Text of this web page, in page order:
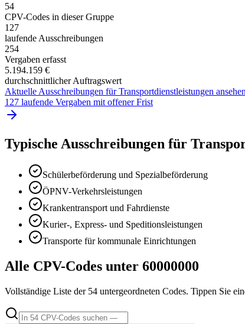
54
CPV-Codes in dieser Gruppe
127
laufende Ausschreibungen
254
Vergaben erfasst
5.194.159 €
durchschnittlicher Auftragswert
Aktuelle Ausschreibungen fürTransportdienstleistungen ansehen
127 laufende Vergaben mit offener Frist
Typische Ausschreibungen für
Schülerbeförderung und Spezialbeförderung
ÖPNV-Verkehrsleistungen
Krankentransport und Fahrdienste
Kurier-, Express- und Speditionsleistungen
Transporte für kommunale Einrichtungen
Alle CPV-Codes unter 60000000
Vollständige Liste der 54 untergeordneten Codes. Tippen Sie